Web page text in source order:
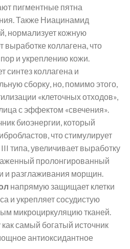
пигментные пятна
Также Ниацинамид
нормализует кожную
выработке коллагена, что
и укреплению кожи.
синтез коллагена и
сборку, но, помимо этого,
«клеточных отходов»,
с эффектом «свечения».
биоэнергии, который
что стимулирует
типа, увеличивает выработку
пролонгированный
и разглаживания морщин.
напрямую защищает клетки
и укрепляет сосудистую
микроциркуляцию тканей.
как самый богатый источник
антиоксидантное